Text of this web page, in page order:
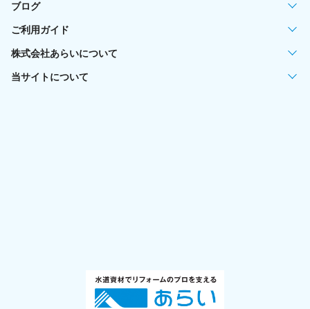
ブログ
ご利用ガイド
株式会社あらいについて
当サイトについて